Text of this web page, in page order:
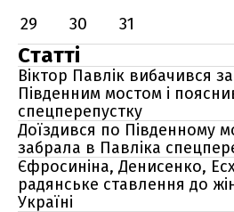
29
30 31
Статті
Віктор Павлік вибачився
Південним мостом і
спецперепустку
Доїздився по Південному
забрала в Павліка
Єфросиніна, Денисенко,
радянське ставлення до
Україні